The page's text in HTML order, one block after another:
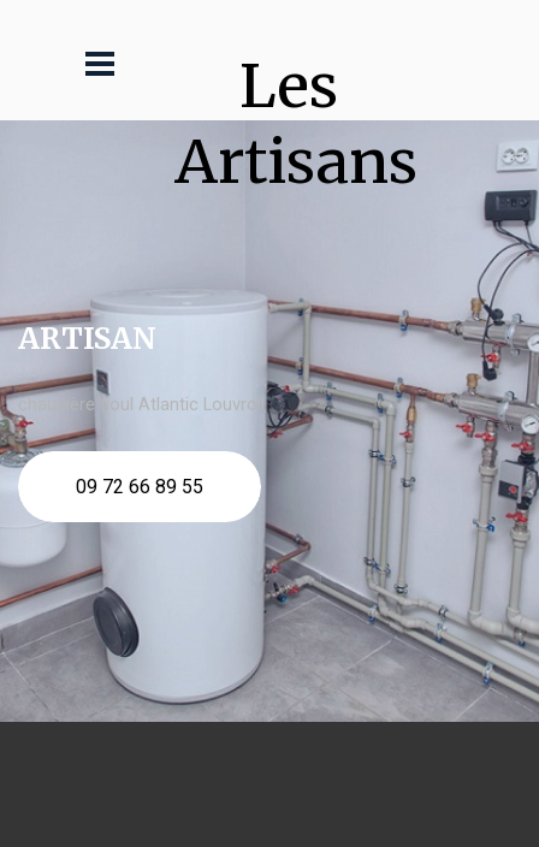
Les
Artisans
ARTISAN
chaudière fioul Atlantic Louvroil
09 72 66 89 55